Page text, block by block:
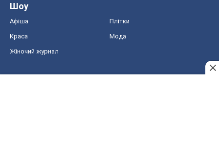
Шоу
Афіша Плітки
Краса Мода
Жіночий журнал